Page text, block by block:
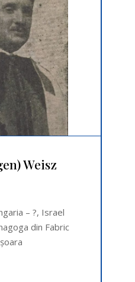
Weisz
– ?, Israel
din Fabric